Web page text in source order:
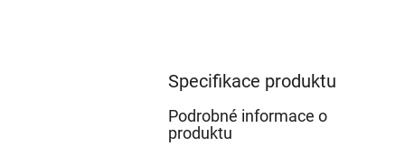
Specifikace produktu
Podrobné informace o
produktu